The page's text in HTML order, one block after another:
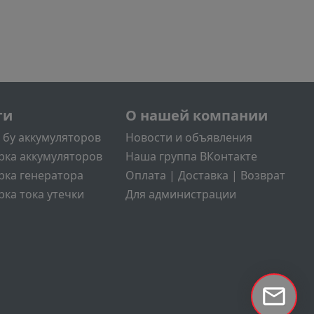
аккумуляторов
аккумуляторов
генератора
тока утечки
Меню учётной записи
О нашей компании
Новости и объявления
Наша группа ВКонтакте
Оплата | Доставка | Возврат
Для администрации